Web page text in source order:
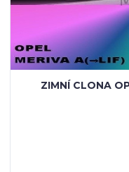
ZIMNÍ CLONA